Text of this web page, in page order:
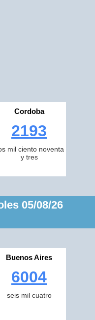
Cordoba
2193
mil ciento noventa
y tres
05/08/26
Buenos Aires
6004
seis mil cuatro